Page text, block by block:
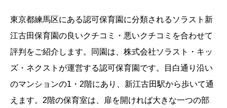
東京都練馬区にある認可保育園に分類されるソラスト新
江古田保育園の良いクチコミ・悪いクチコミを合わせて
評判をご紹介します。
同園は、株式会社ソラスト・キッ
ズ・ネクストが運営する認可保育園です。目白通り沿い
のマンションの1・2階にあり、新江古田駅から歩いて通
えます。2階の保育室は、扉を開ければ大きな一つの部